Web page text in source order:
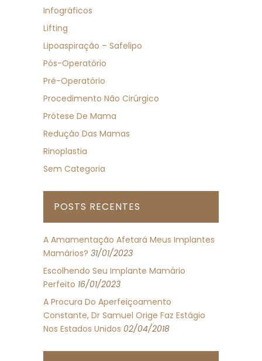
Infográficos
Lifting
Lipoaspiração – Safelipo
Pós-Operatório
Pré-Operatório
Procedimento Não Cirúrgico
Prótese De Mama
Redução Das Mamas
Rinoplastia
Sem Categoria
POSTS RECENTES
A Amamentação Afetará Meus Implantes
Mamários? 31/01/2023
Escolhendo Seu Implante Mamário
Perfeito 16/01/2023
A Procura Do Aperfeiçoamento
Constante, Dr Samuel Orige Faz Estágio
Nos Estados Unidos 02/04/2018